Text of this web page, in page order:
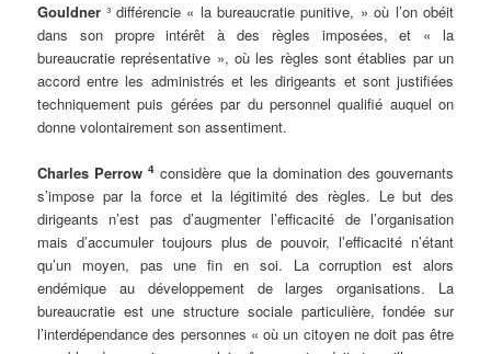
Gouldner ³ différencie « la bureaucratie punitive, » où l’on obéit
dans son propre intérêt à des règles imposées, et « la
bureaucratie représentative », où les règles sont établies par un
accord entre les administrés et les dirigeants et sont justifiées
techniquement puis gérées par du personnel qualifié auquel on
donne volontairement son assentiment.
Charles Perrow4 considère que la domination des gouvernants
s’impose par la force et la légitimité des règles. Le but des
dirigeants n’est pas d’augmenter l’efficacité de l’organisation
mais d’accumuler toujours plus de pouvoir, l’efficacité n’étant
qu’un moyen, pas une fin en soi. La corruption est alors
endémique au développement de larges organisations. La
bureaucratie est une structure sociale particulière, fondée sur
l’interdépendance des personnes « où un citoyen ne doit pas être